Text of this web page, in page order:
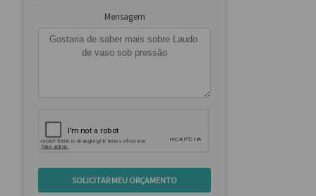
Mensagem
SOLICITAR MEU ORÇAMENTO